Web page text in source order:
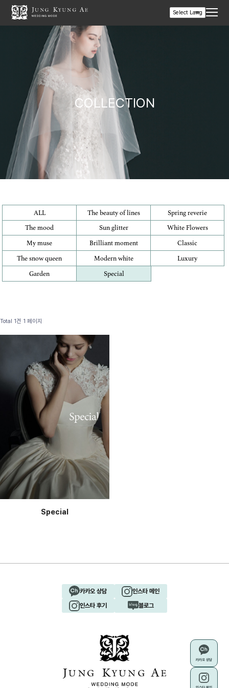
COLLECTION
ALL The beauty of lines Spring reverie
The mood Sun glitter White Flowers
My muse Brilliant moment Classic
The snow queen Modern white Luxury
Garden Special
Total 1건 1 페이지
Special
카카오 상담
인스타 메인
인스타 후기
블로그
카카오 상담